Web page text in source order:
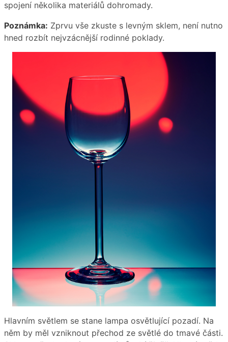
spojení několika materiálů dohromady.
Poznámka: Zprvu vše zkuste s levným sklem, není nutno
hned rozbít nejvzácnější rodinné poklady.
Hlavním světlem se stane lampa osvětlující pozadí. Na
něm by měl vzniknout přechod ze světlé do tmavé části.